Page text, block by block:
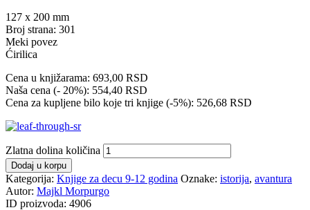
127 x 200 mm
Broj strana: 301
Meki povez
Ćirilica
Cena u knjižarama: 693,00 RSD
Naša cena (- 20%): 554,40 RSD
Cena za kupljene bilo koje tri knjige (-5%): 526,68 RSD
Zlatna dolina količina
Dodaj u korpu
Kategorija: Knjige za decu 9-12 godina Oznake: istorija, avantura
Autor: Majkl Morpurgo
ID proizvoda: 4906